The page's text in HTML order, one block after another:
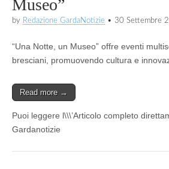
Museo”
by Redazione GardaNotizie • 30 Settembre
“Una Notte, un Museo” offre eventi
bresciani, promuovendo cultura e
Read more →
Puoi leggere l\\\’Articolo completo
Gardanotizie